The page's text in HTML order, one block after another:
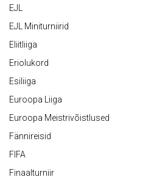
EJL
EJL Miniturniirid
Eliitliiga
Eriolukord
Esiliiga
Euroopa Liiga
Euroopa Meistrivõistlused
Fännireisid
FIFA
Finaalturniir